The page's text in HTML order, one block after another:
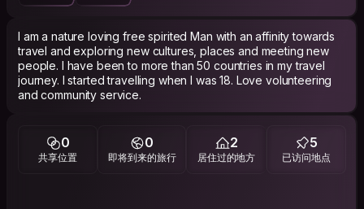
I am a nature loving free spirited Man with an affinity towards
travel and exploring new cultures, places and meeting new
people. I have been to more than 50 countries in my travel
journey. I started travelling when I was 18. Love volunteering
and community service.
0
共享位置
0
即将到来的旅行
2
居住过的地方
5
已访问地点